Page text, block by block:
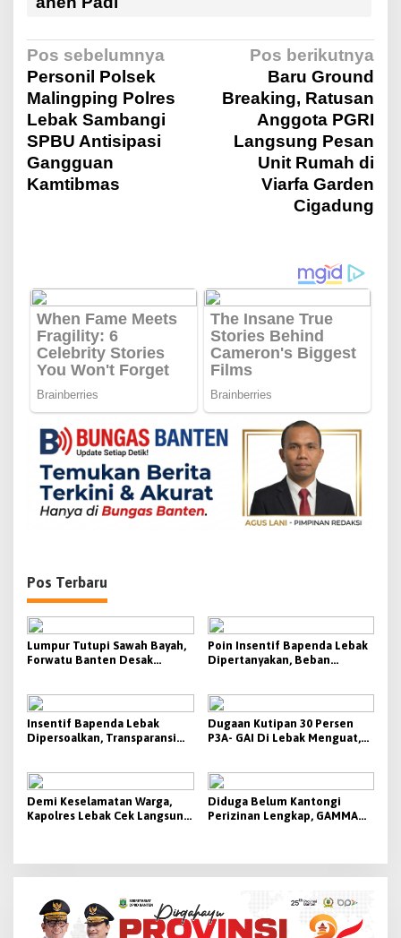
N
a
v
a
s
i
p
o
Pos sebelumnya
Personil Polsek
Malingping Polres
Lebak Sambangi
SPBU Antisipasi
Gangguan
Kamtibmas
Pos berikutnya
Baru Ground
Breaking, Ratusan
Anggota PGRI
Langsung Pesan
Unit Rumah di
Viarfa Garden
Cigadung
Pos Terbaru
Lumpur Tutupi Sawah Bayah,
Forwatu Banten Desak
Dampak Aktivitas PT CG
Poin Insentif Bapenda Lebak
Dipertanyakan, Beban
dengan Besaran yang
Diterima
Insentif Bapenda Lebak
Dipersoalkan, Transparansi
Dugaan Kutipan 30 Persen
P3A- GAI Di Lebak Menguat,
Demi Keselamatan Warga,
Kapolres Lebak Cek Langsung
Diduga Belum Kantongi
Perizinan Lengkap, GAMMA